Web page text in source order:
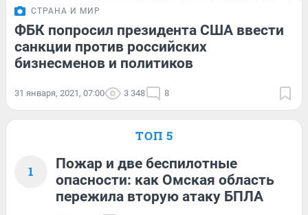
СТРАНА И МИР
ФБК попросил президента США ввести
санкции против российских
бизнесменов и политиков
31 января, 2021, 07:00 3 348 8
ТОП 5
1
Пожар и две беспилотные
опасности: как Омская область
пережила вторую атаку БПЛА